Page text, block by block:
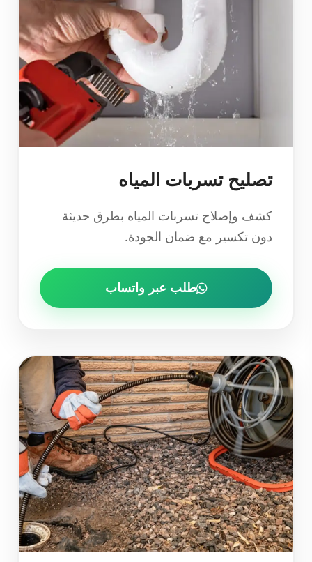
تصليح تسربات المياه
كشف وإصلاح تسربات المياه بطرق حديثة
دون تكسير مع ضمان الجودة.
طلب عبر واتساب